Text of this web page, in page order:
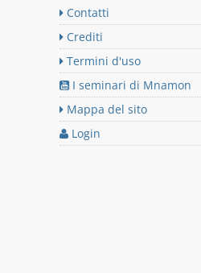
Contatti
Crediti
Termini d'uso
I seminari di Mnamon
Mappa del sito
Login